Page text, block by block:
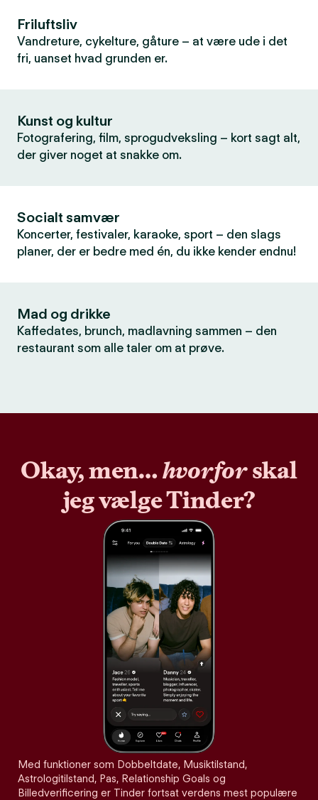
Friluftsliv
Vandreture, cykelture, gåture – at være ude i det
fri, uanset hvad grunden er.
Kunst og kultur
Fotografering, film, sprogudveksling – kort sagt alt,
der giver noget at snakke om.
Socialt samvær
Koncerter, festivaler, karaoke, sport – den slags
planer, der er bedre med én, du ikke kender endnu!
Mad og drikke
Kaffedates, brunch, madlavning sammen – den
restaurant som alle taler om at prøve.
Okay, men…hvorforskal
jeg vælge Tinder?
Med funktioner som Dobbeltdate, Musiktilstand,
Astrologitilstand, Pas, Relationship Goals og
Billedverificering er Tinder fortsat verdens mest populære